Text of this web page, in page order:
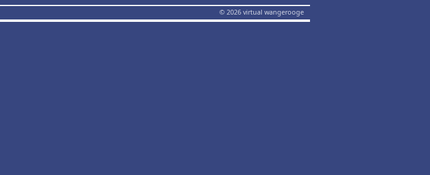
© 2026 virtual wangerooge